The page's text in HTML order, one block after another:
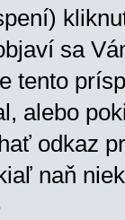
sa
tento
alebo
odkaz
naň